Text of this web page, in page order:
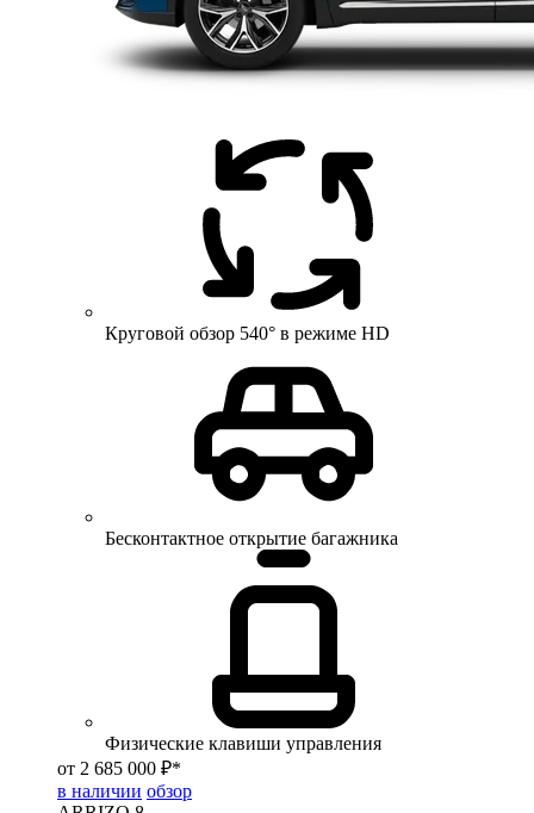
Круговой обзор 540° в режиме HD
Бесконтактное открытие багажника
Физические клавиши управления
от 2 685 000 ₽*
в наличии обзор